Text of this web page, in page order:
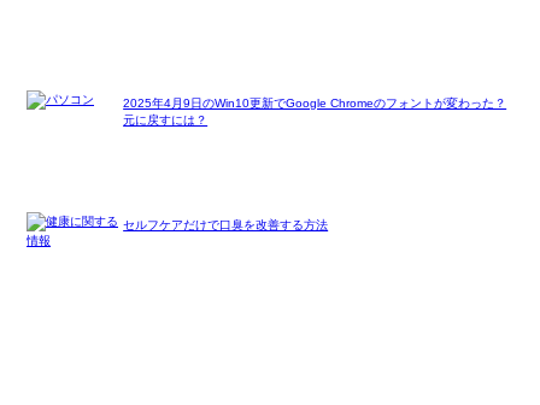
2025年4月9日のWin10更新でGoogle Chromeのフォントが変わった？
元に戻すには？
セルフケアだけで口臭を改善する方法